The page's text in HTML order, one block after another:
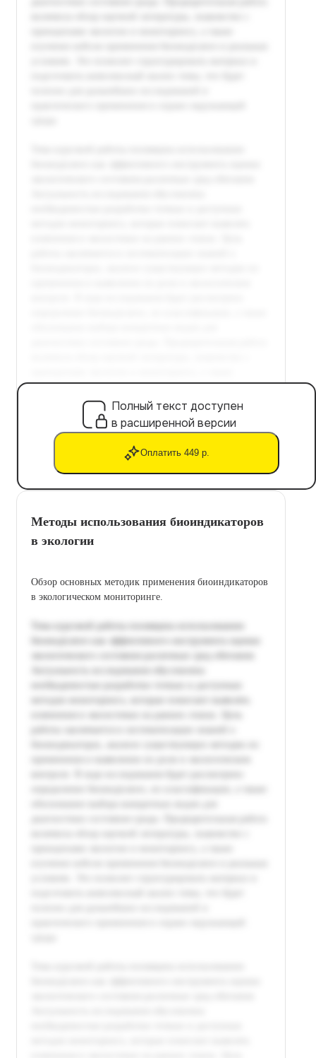
Полный текст доступен
в расширенной версии
Оплатить 449 р.
Методы использования биоиндикаторов
в экологии
Обзор основных методик применения биоиндикаторов
в экологическом мониторинге.